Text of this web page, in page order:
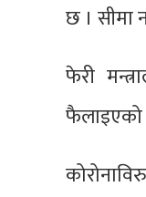
छ । सीमा
फेरी
फैलाइएको